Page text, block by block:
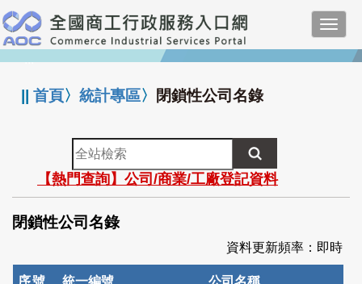
跳
到
主
要
:::
||首頁〉統計專區〉 閉鎖性公司名錄
全
站
檢
索
【熱門查詢】公司/商業/工廠登記資料
閉鎖性公司名錄
資料更新頻率：即時
序號 統一編號 公司名稱